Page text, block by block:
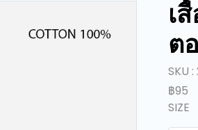
เ
ต
SKU :
฿95
SIZE